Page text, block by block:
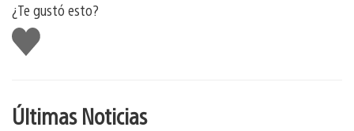
¿Te gustó esto?
Me
gusta
Últimas Noticias